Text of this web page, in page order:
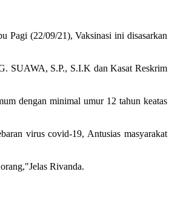
Pagi (22/09/21), Vaksinasi ini disasarkan
SUAWA, S.P., S.I.K dan Kasat Reskrim
dengan minimal umur 12 tahun keatas
virus covid-19, Antusias masyarakat
Rivanda.